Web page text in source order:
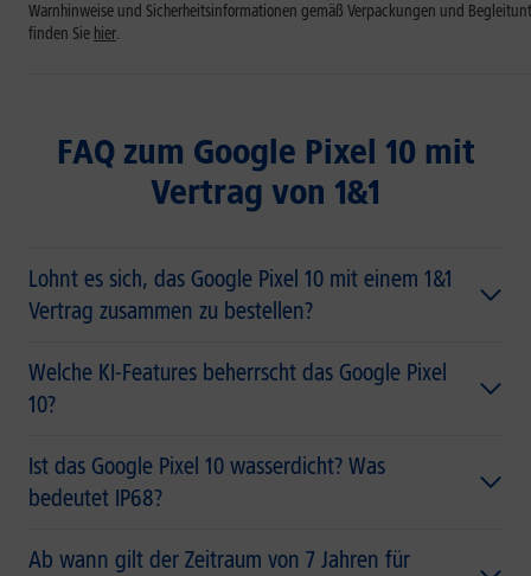
Warnhinweise und Sicherheitsinformationen gemäß Verpackungen und
finden Sie hier.
FAQ zum Google Pixel 10 mit
Vertrag von 1&1
Lohnt es sich, das Google Pixel 10 mit einem 1&1
Vertrag zusammen zu bestellen?
Welche KI-Features beherrscht das Google Pixel
10?
Ist das Google Pixel 10 wasserdicht? Was
bedeutet IP68?
Ab wann gilt der Zeitraum von 7 Jahren für